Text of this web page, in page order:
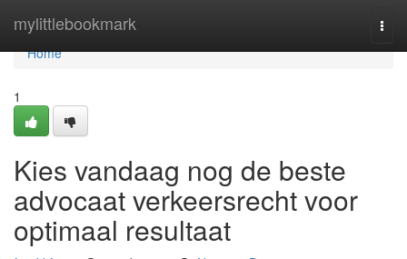
mylittlebookmark
Home
Home
1
Kies vandaag nog de beste
advocaat verkeersrecht voor
optimaal resultaat